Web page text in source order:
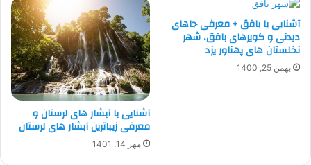
آشنایی با بافق + معرفی جاهای
دیدنی و کویرهای بافق، شهر
نخلستان های پهناور یزد
بهمن 25, 1400
آشنایی با آبشار های لرستان و
معرفی زیباترین آبشار های لرستان
مهر 14, 1401